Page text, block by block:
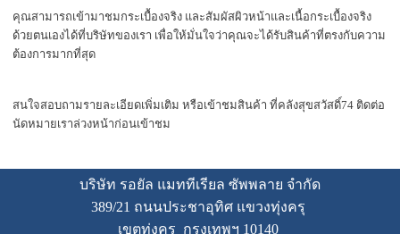
คุณสามารถเข้ามาชมกระเบื้องจริง และสัมผัสผิวหน้าและเนื้อกระเบื้องจริง
ด้วยตนเองได้ที่บริษัทของเรา เพื่อให้มั่นใจว่าคุณจะได้รับสินค้าที่ตรงกับความ
ต้องการมากที่สุด
สนใจสอบถามรายละเอียดเพิ่มเติม หรือเข้าชมสินค้า ที่คลังสุขสวัสดิ์74 ติดต่อ
นัดหมายเราล่วงหน้าก่อนเข้าชม
บริษัท รอยัล แมททีเรียล ซัพพลาย จำกัด
389/21 ถนนประชาอุทิศ แขวงทุ่งครุ
เขตทุ่งครุ กรุงเทพฯ 10140